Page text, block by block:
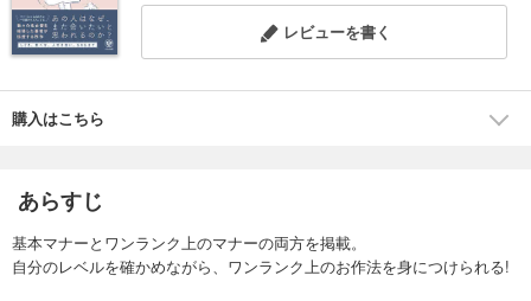
レビューを書く
購入はこちら
あらすじ
基本マナーとワンランク上のマナーの両方を掲載。
自分のレベルを確かめながら、ワンランク上のお作法を身につけられる!